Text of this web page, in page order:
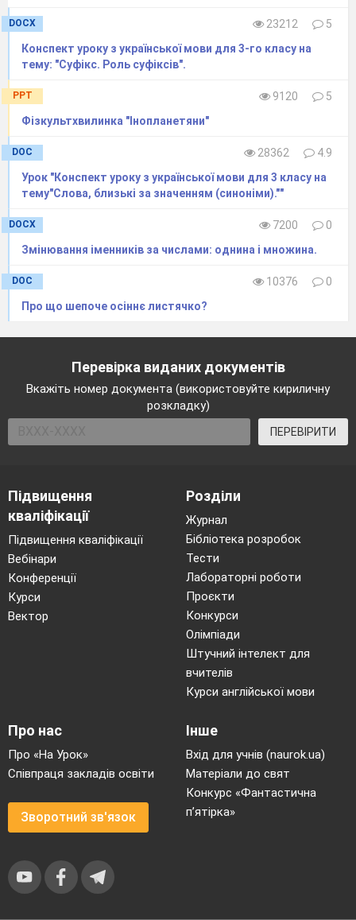
DOCX 23212
5
Конспект уроку з української мови для 3-го класу на
тему: "Суфікс. Роль суфіксів".
PPT 9120
5
Фізкультхвилинка "Інопланетяни"
DOC 28362
4.9
Урок "Конспект уроку з української мови для 3 класу на
тему"Слова, близькі за значенням (синоніми).""
DOCX 7200
0
Змінювання іменників за числами: однина і множина.
DOC 10376
0
Про що шепоче осіннє листячко?
Перевірка виданих документів
Вкажіть номер документа (використовуйте кириличну
розкладку)
ПЕРЕВІРИТИ
Підвищення
кваліфікації
Підвищення кваліфікації
Вебінари
Конференції
Курси
Вектор
Розділи
Журнал
Бібліотека розробок
Тести
Лабораторні роботи
Проєкти
Конкурси
Олімпіади
Штучний інтелект для
вчителів
Курси англійської мови
Про нас
Про «На Урок»
Співпраця закладів освіти
Зворотний зв'язок
Інше
Вхід для учнів (naurok.ua)
Матеріали до свят
Конкурс «Фантастична
п’ятірка»